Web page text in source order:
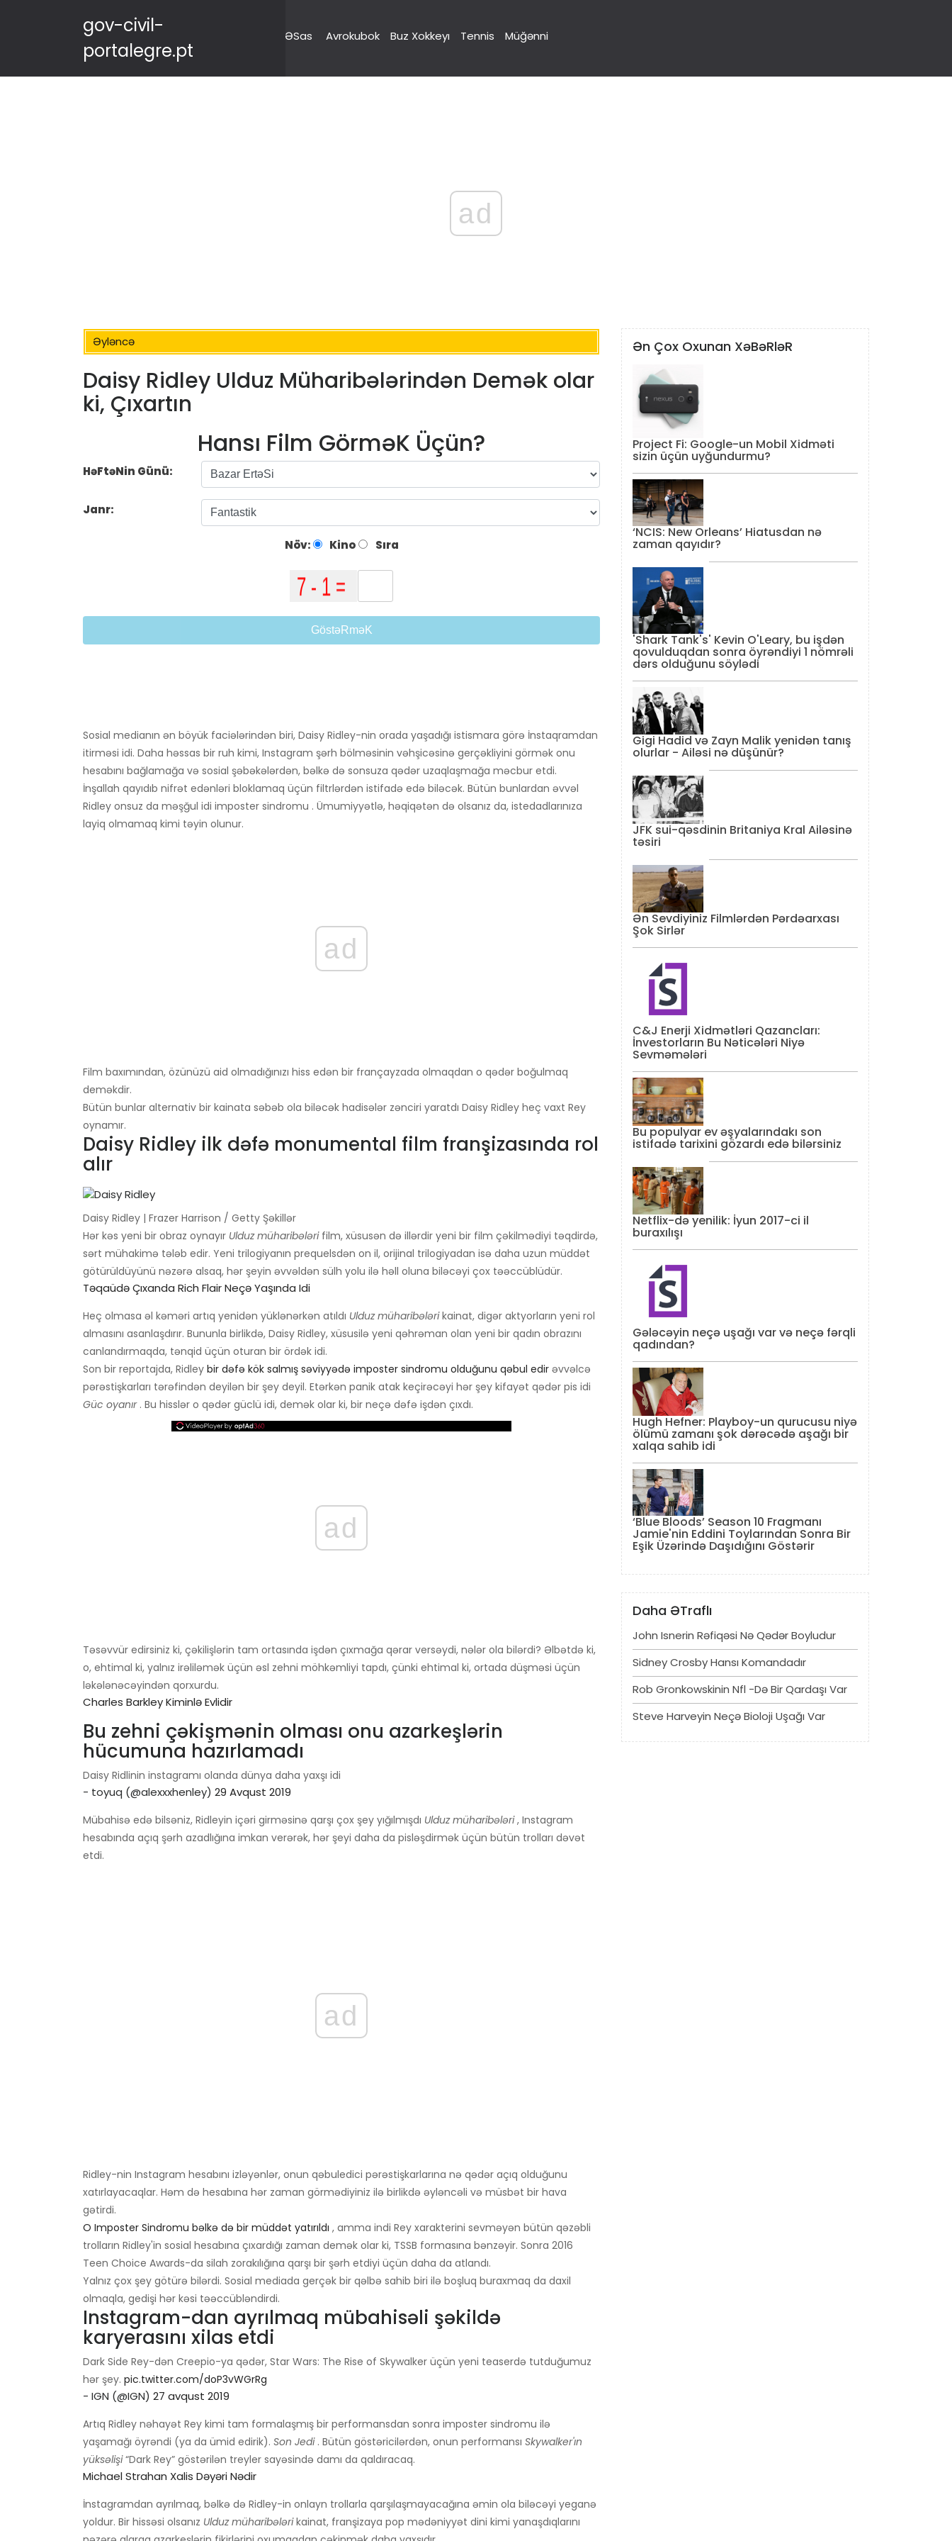
gov-civil-
portalegre.pt
ƏSas Avrokubok Buz Xokkeyı Tennis Müğənni
ad
Əyləncə
Daisy Ridley Ulduz Müharibələrindən Demək olar
ki, Çıxartın
Hansı Film GörməK Üçün?
HəFtəNin Günü:
Janr:
Növ: Kino Sıra
GöstəRməK
Sosial medianın ən böyük faciələrindən biri, Daisy Ridley-nin orada yaşadığı istismara görə İnstaqramdan
itirməsi idi. Daha həssas bir ruh kimi, Instagram şərh bölməsinin vəhşicəsinə gerçəkliyini görmək onu
hesabını bağlamağa və sosial şəbəkələrdən, bəlkə də sonsuza qədər uzaqlaşmağa məcbur etdi.
İnşallah qayıdıb nifrət edənləri bloklamaq üçün filtrlərdən istifadə edə biləcək. Bütün bunlardan əvvəl
Ridley onsuz da məşğul idi imposter sindromu . Ümumiyyətlə, həqiqətən də olsanız da, istedadlarınıza
layiq olmamaq kimi təyin olunur.
ad
Film baxımından, özünüzü aid olmadığınızı hiss edən bir françayzada olmaqdan o qədər boğulmaq
deməkdir.
Bütün bunlar alternativ bir kainata səbəb ola biləcək hadisələr zənciri yaratdı Daisy Ridley heç vaxt Rey
oynamır.
Daisy Ridley ilk dəfə monumental film franşizasında rol
alır
Daisy Ridley | Frazer Harrison / Getty Şəkillər
Hər kəs yeni bir obraz oynayır Ulduz müharibələrifilm, xüsusən də illərdir yeni bir film çəkilmədiyi təqdirdə,
sərt mühakimə tələb edir. Yeni trilogiyanın prequelsdən on il, orijinal trilogiyadan isə daha uzun müddət
götürüldüyünü nəzərə alsaq, hər şeyin əvvəldən sülh yolu ilə həll oluna biləcəyi çox təəccüblüdür.
Təqaüdə Çıxanda Rich Flair Neçə Yaşında Idi
Heç olmasa əl kəməri artıq yenidən yüklənərkən atıldı Ulduz müharibələrikainat, digər aktyorların yeni rol
almasını asanlaşdırır. Bununla birlikdə, Daisy Ridley, xüsusilə yeni qəhrəman olan yeni bir qadın obrazını
canlandırmaqda, tənqid üçün oturan bir ördək idi.
Son bir reportajda, Ridley bir dəfə kök salmış səviyyədə imposter sindromu olduğunu qəbul edir əvvəlcə
pərəstişkarları tərəfindən deyilən bir şey deyil. Etərkən panik atak keçirəcəyi hər şey kifayət qədər pis idi
Güc oyanır. Bu hisslər o qədər güclü idi, demək olar ki, bir neçə dəfə işdən çıxdı.
ad
Təsəvvür edirsiniz ki, çəkilişlərin tam ortasında işdən çıxmağa qərar versəydi, nələr ola bilərdi? Əlbətdə ki,
o, ehtimal ki, yalnız irəliləmək üçün əsl zehni möhkəmliyi tapdı, çünki ehtimal ki, ortada düşməsi üçün
ləkələnəcəyindən qorxurdu.
Charles Barkley Kiminlə Evlidir
Bu zehni çəkişmənin olması onu azarkeşlərin
hücumuna hazırlamadı
Daisy Ridlinin instagramı olanda dünya daha yaxşı idi
- toyuq (@alexxxhenley) 29 Avqust 2019
Mübahisə edə bilsəniz, Ridleyin içəri girməsinə qarşı çox şey yığılmışdı Ulduz müharibələri, Instagram
hesabında açıq şərh azadlığına imkan verərək, hər şeyi daha da pisləşdirmək üçün bütün trolları dəvət
etdi.
ad
Ridley-nin Instagram hesabını izləyənlər, onun qəbuledici pərəstişkarlarına nə qədər açıq olduğunu
xatırlayacaqlar. Həm də hesabına hər zaman görmədiyiniz ilə birlikdə əyləncəli və müsbət bir hava
gətirdi.
O Imposter Sindromu bəlkə də bir müddət yatırıldı , amma indi Rey xarakterini sevməyən bütün qəzəbli
trolların Ridley'in sosial hesabına çıxardığı zaman demək olar ki, TSSB formasına bənzəyir. Sonra 2016
Teen Choice Awards-da silah zorakılığına qarşı bir şərh etdiyi üçün daha da atlandı.
Yalnız çox şey götürə bilərdi. Sosial mediada gerçək bir qəlbə sahib biri ilə boşluq buraxmaq da daxil
olmaqla, gedişi hər kəsi təəccübləndirdi.
Instagram-dan ayrılmaq mübahisəli şəkildə
karyerasını xilas etdi
Dark Side Rey-dən Creepio-ya qədər, Star Wars: The Rise of Skywalker üçün yeni teaserdə tutduğumuz
hər şey. pic.twitter.com/doP3vWGrRg
- IGN (@IGN) 27 avqust 2019
Artıq Ridley nəhayət Rey kimi tam formalaşmış bir performansdan sonra imposter sindromu ilə
yaşamağı öyrəndi (ya da ümid edirik). Son Jedi. Bütün göstəricilərdən, onun performansı Skywalker'ın
yüksəlişi“Dark Rey” göstərilən treyler sayəsində damı da qaldıracaq.
Michael Strahan Xalis Dəyəri Nədir
İnstagramdan ayrılmaq, bəlkə də Ridley-in onlayn trollarla qarşılaşmayacağına əmin ola biləcəyi yeganə
yoldur. Bir hissəsi olsanız Ulduz müharibələrikainat, franşizaya pop mədəniyyət dini kimi yanaşdıqlarını
Ən Çox Oxunan XəBəRləR
Project Fi: Google-un Mobil Xidməti
sizin üçün uyğundurmu?
‘NCIS: New Orleans’ Hiatusdan nə
zaman qayıdır?
'Shark Tank's' Kevin O'Leary, bu işdən
qovulduqdan sonra öyrəndiyi 1 nömrəli
dərs olduğunu söylədi
Gigi Hadid və Zayn Malik yenidən tanış
olurlar - Ailəsi nə düşünür?
JFK sui-qəsdinin Britaniya Kral Ailəsinə
təsiri
Ən Sevdiyiniz Filmlərdən Pərdəarxası
Şok Sirlər
C&J Enerji Xidmətləri Qazancları:
İnvestorların Bu Nəticələri Niyə
Sevməmələri
Bu populyar ev əşyalarındakı son
istifadə tarixini gözardı edə bilərsiniz
Netflix-də yenilik: İyun 2017-ci il
buraxılışı
Gələcəyin neçə uşağı var və neçə fərqli
qadından?
Hugh Hefner: Playboy-un qurucusu niyə
ölümü zamanı şok dərəcədə aşağı bir
xalqa sahib idi
‘Blue Bloods’ Season 10 Fragmanı
Jamie'nin Eddini Toylarından Sonra Bir
Eşik Üzərində Daşıdığını Göstərir
Daha ƏTraflı
John Isnerin Rəfiqəsi Nə Qədər Boyludur
Sidney Crosby Hansı Komandadır
Rob Gronkowskinin Nfl -də Bir Qardaşı Var
Steve Harveyin Neçə Bioloji Uşağı Var